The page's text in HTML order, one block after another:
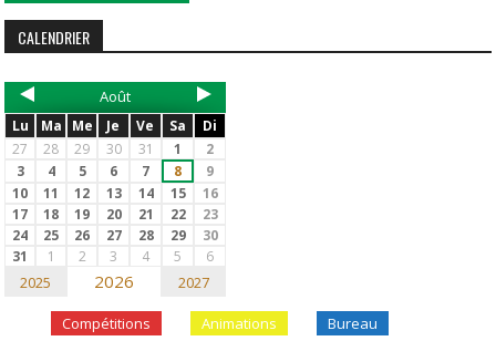
CALENDRIER
Août
Lu Ma Me Je Ve Sa
Di
27
28 29 30 31 1
2
3
4 5 6 7 8
9
10
11 12 13 14 15
16
17
18 19 20 21 22
23
24
25 26 27 28 29
30
31
1 2 3 4 5 6
2025 2026 2027
Compétitions Animations Bureau